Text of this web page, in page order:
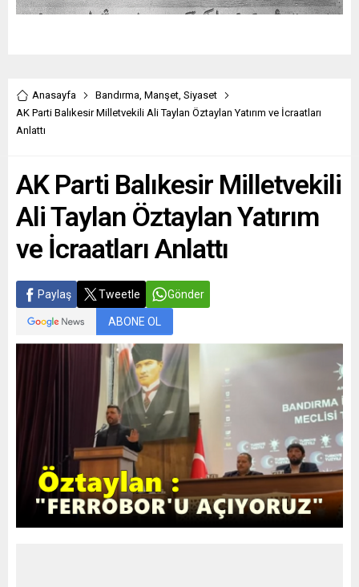
Anasayfa Bandırma, Manşet, Siyaset
AK Parti Balıkesir Milletvekili Ali Taylan Öztaylan Yatırım ve İcraatları
Anlattı
AK Parti Balıkesir Milletvekili
Ali Taylan Öztaylan Yatırım
ve İcraatları Anlattı
Paylaş Tweetle Gönder
ABONE OL